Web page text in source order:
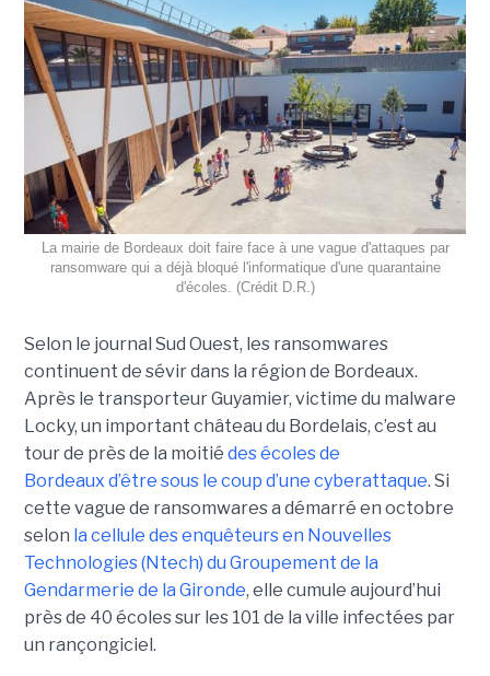
La mairie de Bordeaux doit faire face à une vague d'attaques par
ransomware qui a déjà bloqué l'informatique d'une quarantaine
d'écoles. (Crédit D.R.)
Selon le journal Sud Ouest, les ransomwares
continuent de sévir dans la région de Bordeaux.
Après le transporteur Guyamier, victime du malware
Locky, un important château du Bordelais, c’est au
tour de près de la moitié des écoles de
Bordeaux d’être sous le coup d’une cyberattaque. Si
cette vague de ransomwares a démarré en octobre
selon la cellule des enquêteurs en Nouvelles
Technologies (Ntech) du Groupement de la
Gendarmerie de la Gironde, elle cumule aujourd’hui
près de 40 écoles sur les 101 de la ville infectées par
un rançongiciel.